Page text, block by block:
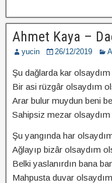
Ahmet Kaya –
yucin 26/12/2019
Şu dağlarda kar
Bir asi rüzgâr olsaydım
Arar bulur muydun beni
Sahipsiz mezar olsaydım
Şu yangında har
Ağlayıp bizâr olsaydım
Belki yaslanırdın bana
Mahpusta duvar